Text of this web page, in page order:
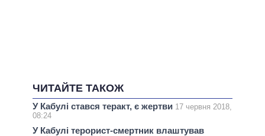
ЧИТАЙТЕ ТАКОЖ
У Кабулі стався теракт, є жертви 17 червня 2018,
08:24
У Кабулі терорист-смертник влаштував